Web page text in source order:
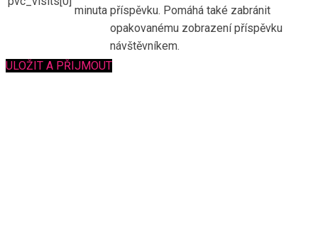
minuta příspěvku. Pomáhá také zabránit
opakovanému zobrazení příspěvku
návštěvníkem.
ULOŽIT A PŘIJMOUT